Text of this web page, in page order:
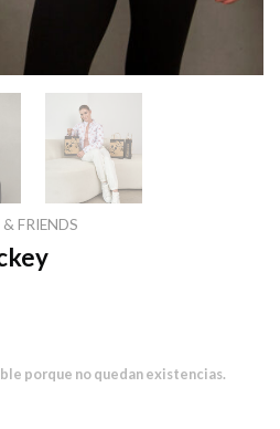
FRIENDS
porque no quedan existencias.